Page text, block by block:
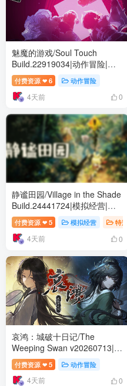
魅魔的游戏/Soul Touch
Build.22919034|动作冒险|容
量57.5GB|免安装绿色中文版
付费资源 ❤ 6 动作冒险
4天前 0
静谧田园/Village in the Shade
Build.24441724|模拟经营|容
量8GB|免安装绿色中文版
付费资源 ❤ 5 模拟经营 特
4天前 0
哀鸿：城破十日记/The
Weeping Swan v20260713|动
作冒险|容量5.1GB|免安装绿色
中文版
付费资源 ❤ 5 动作冒险
4天前 0